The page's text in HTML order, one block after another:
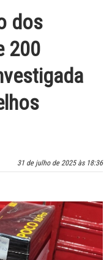
dos
200
31 de julho de 2025 às 18:36